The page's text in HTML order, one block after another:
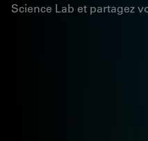
Science Lab et partagez